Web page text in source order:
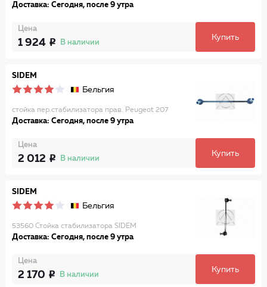
Доставка: Сегодня, после 9 утра
Цена
1 924 В наличии
Купить
SIDEM
Бельгия
стойка пер.стабилизатора прав. Peugeot 207
Доставка: Сегодня, после 9 утра
Цена
2 012 В наличии
Купить
SIDEM
Бельгия
53560 Стойка стабилизатора SIDEM
Доставка: Сегодня, после 9 утра
Цена
2 170 В наличии
Купить